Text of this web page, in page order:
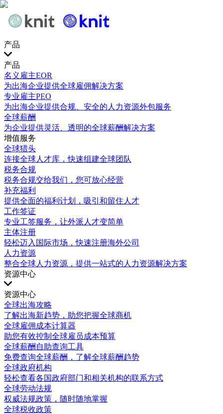
产品
产品
名义雇主EOR
为出海企业提供全球雇佣解决方案
专业雇主PEO
为出海企业提供合规、安全的人力资源外包服务
全球薪酬
为企业提供灵活、透明的全球薪酬解决方案
增值服务
全球猎头
连接全球人才库，快速组建全球团队
税务合规
税务合规交给我们，您可放心经营
补充福利
提供全面的福利计划，吸引和留住人才
工作签证
专业工签服务，让外派人才变简单
主体注册
轻松迈入国际市场，快速注册海外公司
人力资源
整合全球人力资源，提供一站式的人力资源解决方案
资源中心
资源中心
全球出海攻略
了解出海新趋势，助您把握全球商机
全球雇佣成本计算器
助您有效控制全球雇员成本预算
全球薪酬自助查询工具
免费查询全球薪酬，了解全球薪酬趋势
全球政府机构
轻松查看各国政府部门和相关机构的联系方式
全球劳动法规
权威法规政策，随时随地掌握
全球税收政策